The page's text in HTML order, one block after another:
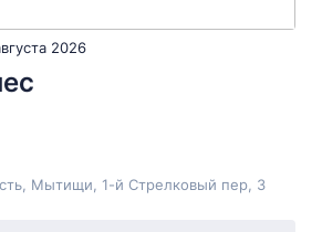
2026
Мытищи, 1-й Стрелковый пер, 3